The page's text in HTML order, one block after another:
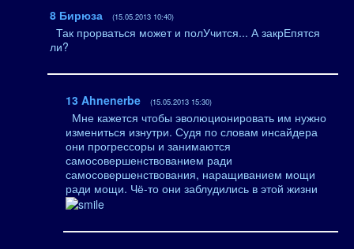
8 Бирюза (15.05.2013 10:40)
Так прорваться может и полУчится... А закрЕпятся
ли?
13 Ahnenerbe (15.05.2013 15:30)
Мне кажется чтобы эволюционировать им нужно
измениться изнутри. Судя по словам инсайдера
они прогрессоры и занимаются
самосовершенствованием ради
самосовершенствования, наращиванием мощи
ради мощи. Чё-то они заблудились в этой жизни